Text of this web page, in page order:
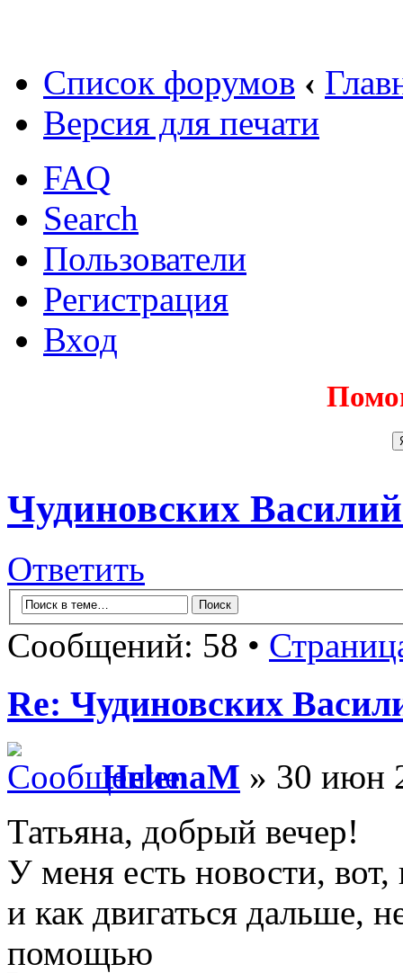
Список форумов ‹
Версия для печати
FAQ
Search
Пользователи
Регистрация
Вход
Чудиновских
Ответить
Сообщений: 58 •
Re: Чудиновских
HelenaM » 30 июн
Татьяна, добрый вечер!
У меня есть новости,
и как двигаться дальше,
помощью